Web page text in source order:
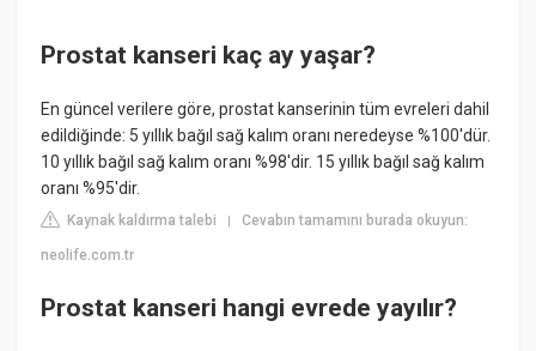
Prostat kanseri kaç ay yaşar?
En güncel verilere göre, prostat kanserinin tüm evreleri dahil
edildiğinde: 5 yıllık bağıl sağ kalım oranı neredeyse %100'dür.
10 yıllık bağıl sağ kalım oranı %98'dir. 15 yıllık bağıl sağ kalım
oranı %95'dir.
Kaynak kaldırma talebi |Cevabın tamamını burada okuyun:
neolife.com.tr
Prostat kanseri hangi evrede yayılır?